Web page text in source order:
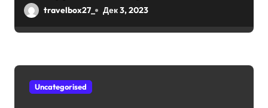
я
м
интернешнл» — история успеха,
travelbox27_ Дек 3, 2023
Uncategorised